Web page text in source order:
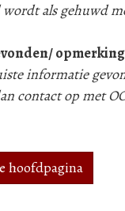
als gehuwd
opmerking
informatie
contact op met
hoofdpagina